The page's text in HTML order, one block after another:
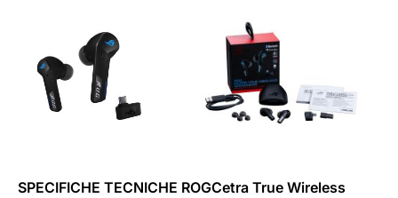
SPECIFICHE TECNICHE ROGCetra True Wireless